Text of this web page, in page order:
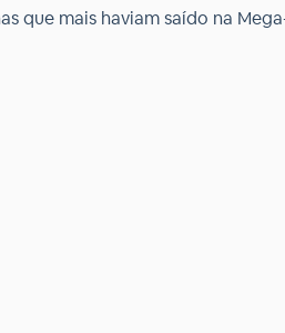
que mais haviam saído na